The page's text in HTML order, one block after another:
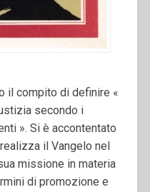
il compito di definire «
secondo i
». Si è accontentato
il Vangelo nel
missione in materia
di promozione e